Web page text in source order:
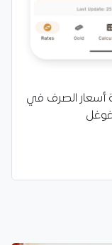
أسعار الصرف في
غوغل